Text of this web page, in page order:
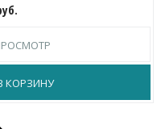
КОРЗИНУ